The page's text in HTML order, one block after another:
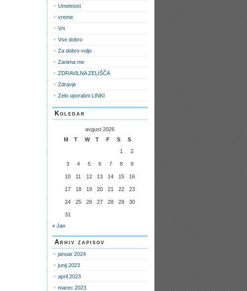
Umetnost
vreme
Vrt
Vse dobro
Za dobro voljo
Zanima me
ZDRAVILNA ZELIŠČA
Zdravje
Zelo uporabni LINKI
Koledar
avgust 2026
M
T W T F S
S
1
2
3 4 5 6 7 8 9
10 11 12 13 14 15 16
17 18 19 20 21 22 23
24 25 26 27 28 29 30
31
« Jan
Arhiv zapisov
januar 2024
junij 2023
april 2023
marec 2023